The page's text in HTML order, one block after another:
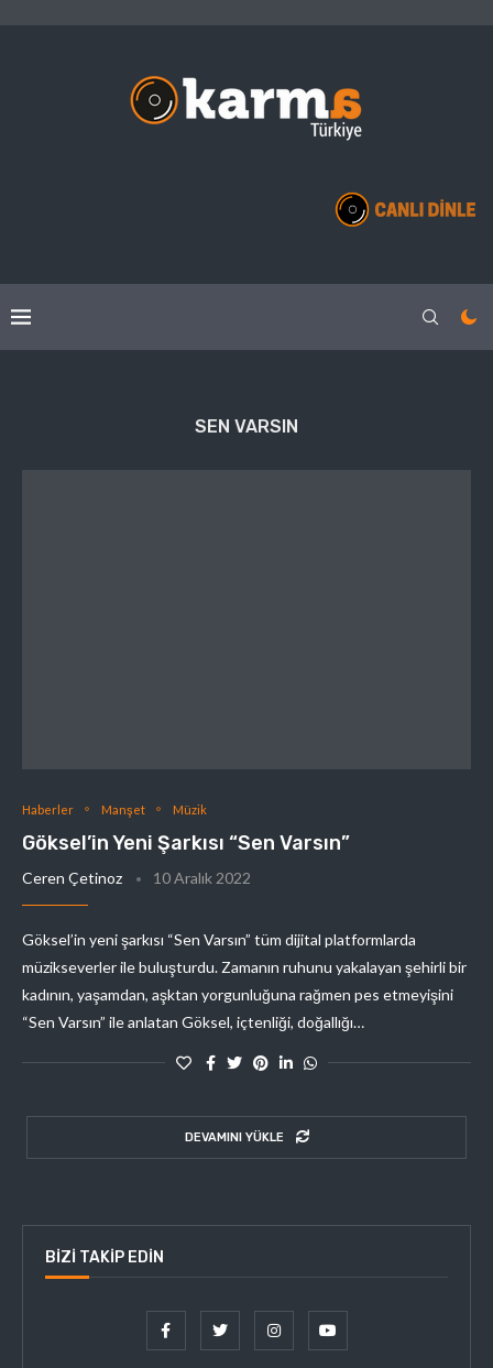
SEN VARSIN
Haberler Manşet Müzik
Göksel’in Yeni Şarkısı “Sen Varsın”
Ceren Çetinoz 10 Aralık 2022
Göksel’in yeni şarkısı “Sen Varsın” tüm dijital platformlarda
müzikseverler ile buluşturdu. Zamanın ruhunu yakalayan şehirli bir
kadının, yaşamdan, aşktan yorgunluğuna rağmen pes etmeyişini
“Sen Varsın” ile anlatan Göksel, içtenliği, doğallığı…
DEVAMINI YÜKLE
BIZI TAKIP EDIN